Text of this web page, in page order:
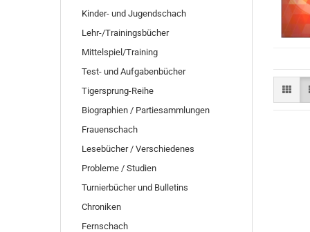
Kinder- und Jugendschach
Lehr-/Trainingsbücher
Mittelspiel/Training
Test- und Aufgabenbücher
Tigersprung-Reihe
Biographien / Partiesammlungen
Frauenschach
Lesebücher / Verschiedenes
Probleme / Studien
Turnierbücher und Bulletins
Chroniken
Fernschach